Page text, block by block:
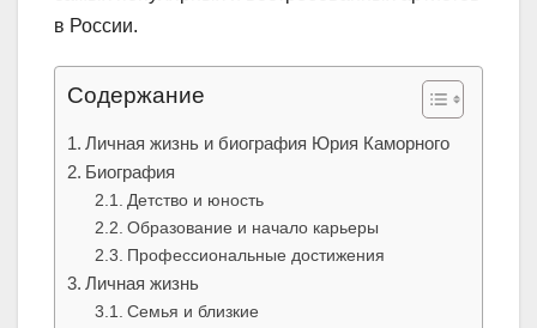
в России.
Содержание
Личная жизнь и биография Юрия Каморного
Биография
Детство и юность
Образование и начало карьеры
Профессиональные достижения
Личная жизнь
Семья и близкие